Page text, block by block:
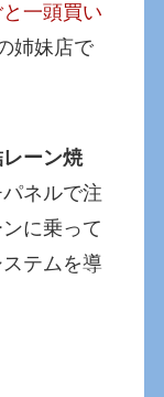
一頭買い
姉妹店で
ーン焼
ネルで注
に乗って
テムを導